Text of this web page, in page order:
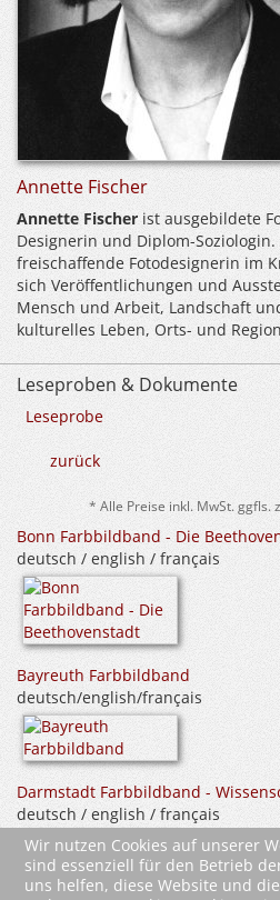
Annette Fischer
Annette Fischer ist ausgebildete
Designerin und Diplom-
freischaffende Fotodesignerin im
sich Veröffentlichungen und
Mensch und Arbeit, Landschaft
kulturelles Leben, Orts- und
Leseproben & Dokumente
Leseprobe
zurück
* Alle Preise inkl. MwSt. ggfls.
Bonn Farbbildband - Die
deutsch / english / français
Bayreuth Farbbildband
deutsch/english/français
Darmstadt Farbbildband -
deutsch / english / français
Wir nutzen Cookies auf unserer
sind essenziell für den Betrieb
uns helfen, diese Website und